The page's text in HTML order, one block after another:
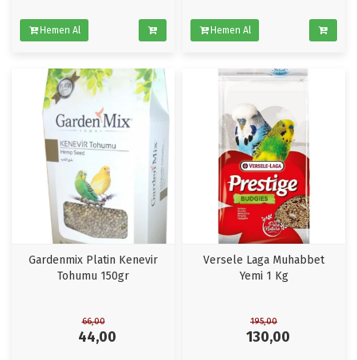
Hemen Al Hemen Al
Gardenmix Platin Kenevir
Tohumu 150gr
66,00
44,00
Versele Laga Muhabbet
Yemi 1 Kg
195,00
130,00